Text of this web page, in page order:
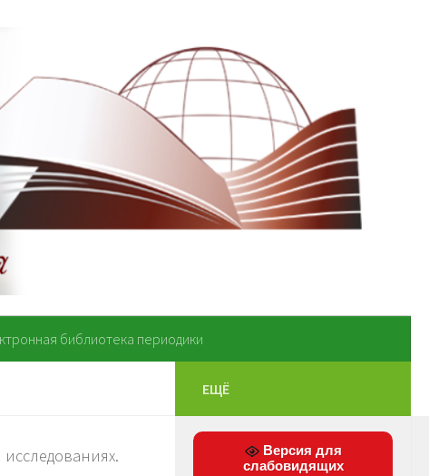
библиотека периодики
ЕЩЁ
Версия для
слабовидящих